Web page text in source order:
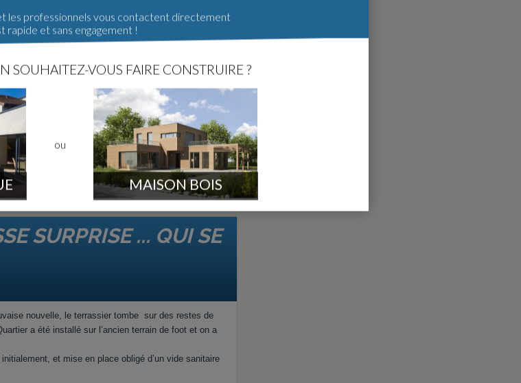
2020) :
ext., choix des portes int, positionnement des
des équipements (PAC MAL, ECS
bons conseils, maîtrise bien son sujet, et on voit
un opérationnel de chez Parlouer, on en garde
SURPRISE ... QUI SE
nouvelle, le terrassier tombe sur des restes de
a été installé sur l’ancien terrain de foot et on a
et mise en place obligé d’un vide sanitaire
les professionnels vous contactent directement
rapide et sans engagement !
SOUHAITEZ-VOUS FAIRE CONSTRUIRE ?
ou
MAISON BOIS